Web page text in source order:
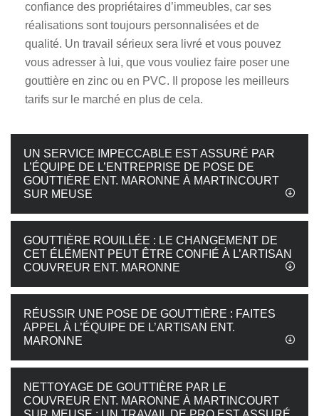
confiance des propriétaires d’immeubles, car ses
réalisations sont toujours personnalisées et de
qualité. Un travail sérieux sera livré et vous pouvez
vous adresser à lui, que vous vouliez faire poser une
gouttière en zinc ou en PVC. Il propose les meilleurs
tarifs sur le marché en plus de cela.
UN SERVICE IMPECCABLE EST ASSURÉ PAR
L’ÉQUIPE DE L’ENTREPRISE DE POSE DE
GOUTTIÈRE ENT. MARONNE À MARTINCOURT
SUR MEUSE
GOUTTIÈRE ROUILLÉE : LE CHANGEMENT DE
CET ÉLÉMENT PEUT ÊTRE CONFIÉ À L’ARTISAN
COUVREUR ENT. MARONNE
RÉUSSIR UNE POSE DE GOUTTIÈRE : FAITES
APPEL À L’ÉQUIPE DE L’ARTISAN ENT.
MARONNE
NETTOYAGE DE GOUTTIÈRE PAR LE
COUVREUR ENT. MARONNE À MARTINCOURT